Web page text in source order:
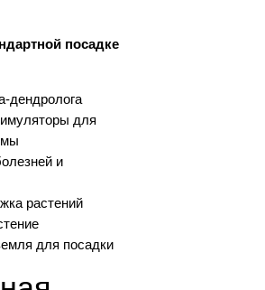
посадке
дендролога
для
и
растений
для посадки